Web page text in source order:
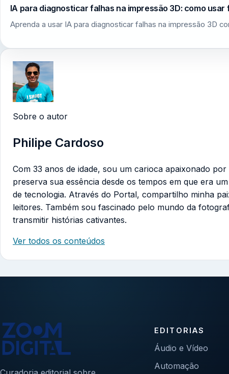
IA para diagnosticar falhas na impressão 3D: como
Aprenda a usar IA para diagnosticar falhas na impressão 3D
Sobre o autor
Philipe Cardoso
Com 33 anos de idade, sou um carioca apaixonado
preserva sua essência desde os tempos em que era
de tecnologia. Através do Portal, compartilho minha
leitores. Também sou fascinado pelo mundo da
transmitir histórias cativantes.
Ver todos os conteúdos
EDITORIAS
Áudio e Vídeo
Automação